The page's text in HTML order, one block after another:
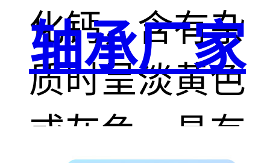
化钙，含有杂
质时呈淡黄色
或灰色，具有
轴承厂家